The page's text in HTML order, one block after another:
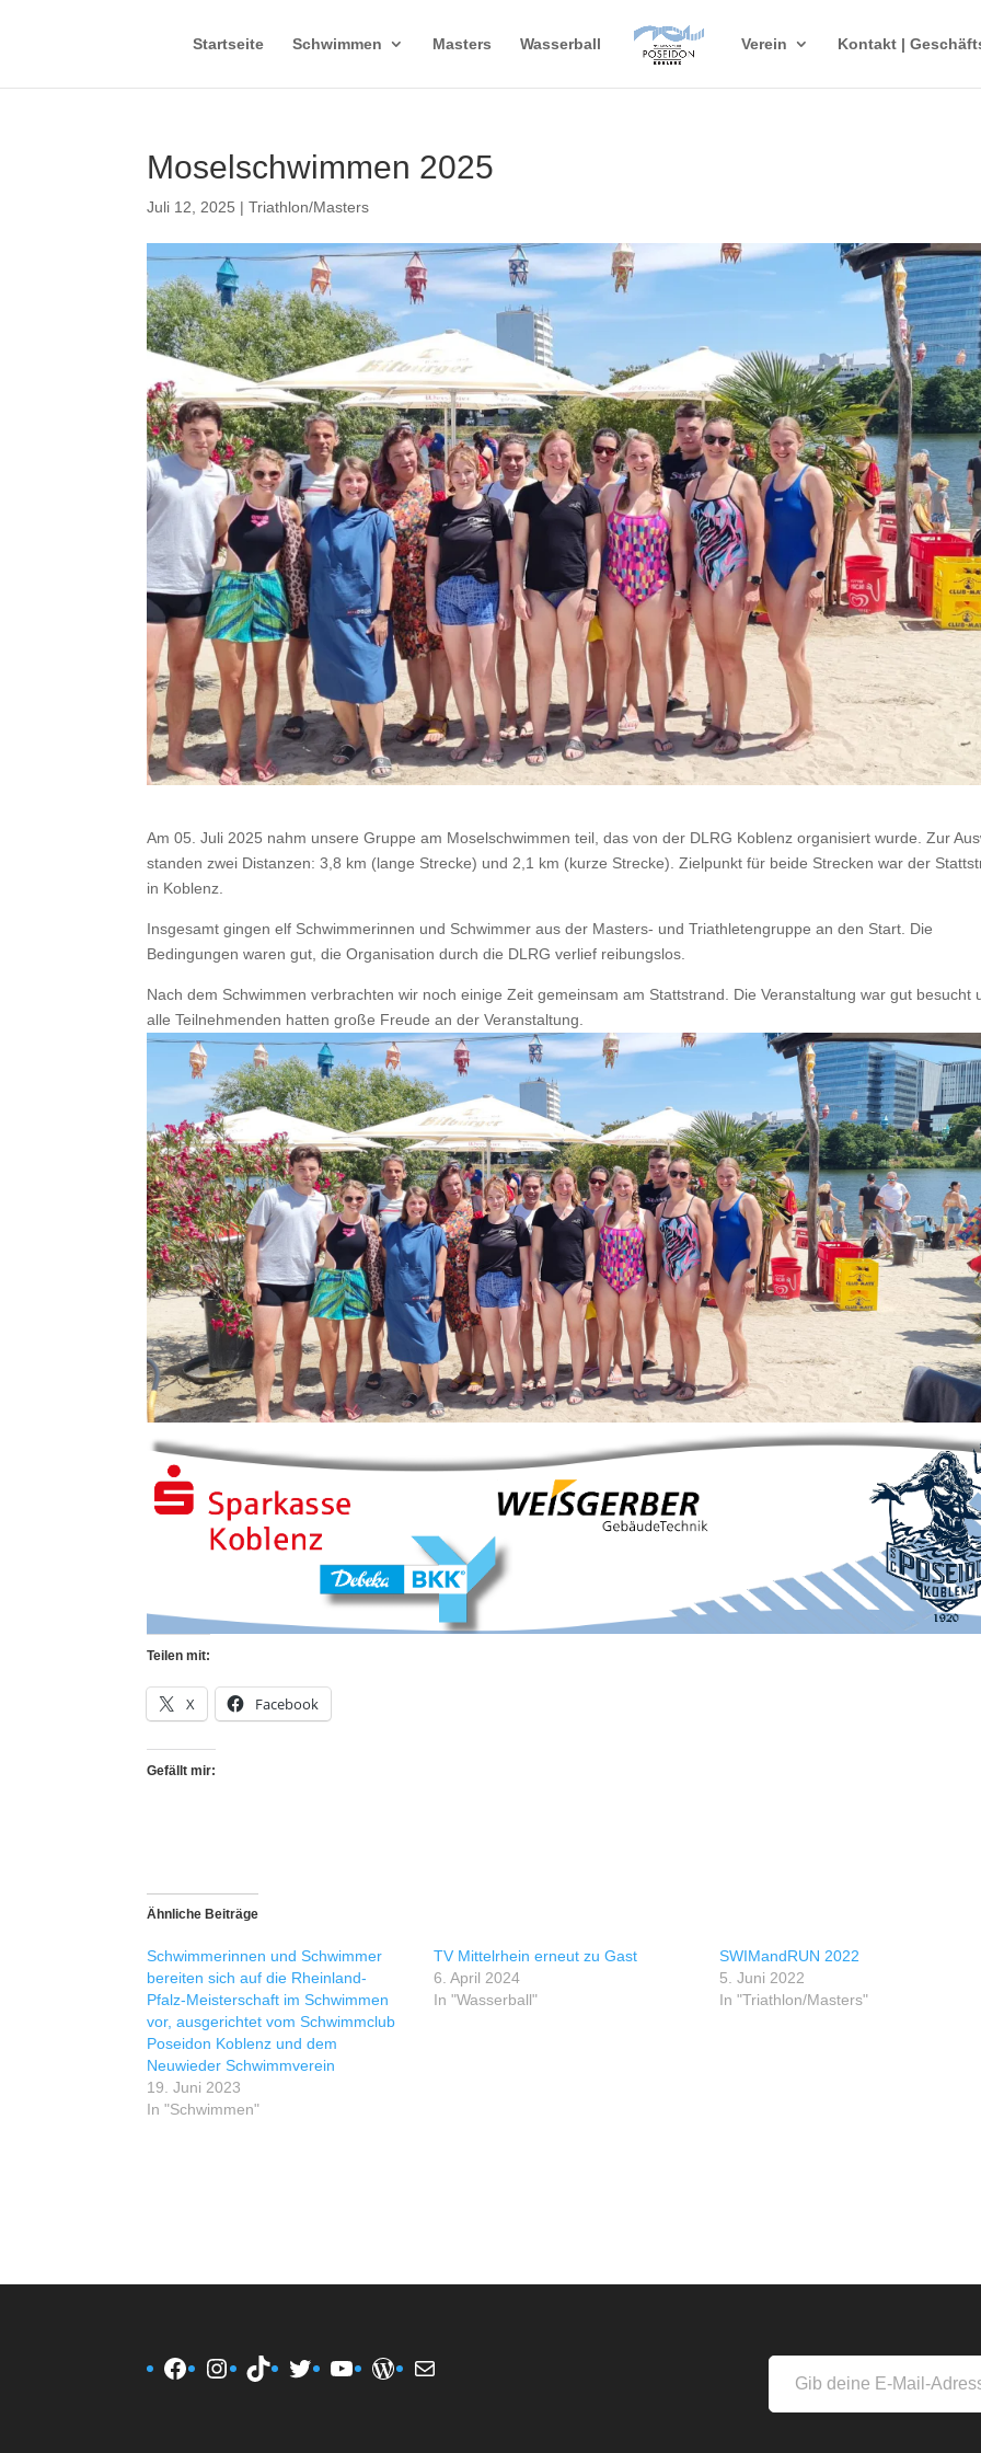
Startseite Schwimmen Masters Wasserball Verein Kontakt |
Moselschwimmen 2025
Juli 12, 2025 |Triathlon/Masters
Am 05. Juli 2025 nahm unsere Gruppe am Moselschwimmen teil, das von der DLRG Koblenz organisiert wurde. Zur
standen zwei Distanzen: 3,8 km (lange Strecke) und 2,1 km (kurze Strecke). Zielpunkt für beide Strecken war der
in Koblenz.
Insgesamt gingen elf Schwimmerinnen und Schwimmer aus der Masters- und Triathletengruppe an den Start. Die
Bedingungen waren gut, die Organisation durch die DLRG verlief reibungslos.
Nach dem Schwimmen verbrachten wir noch einige Zeit gemeinsam am Stattstrand. Die Veranstaltung war gut besucht
alle Teilnehmenden hatten große Freude an der Veranstaltung.
Teilen mit:
X Facebook
Gefällt mir:
Ähnliche Beiträge
Schwimmerinnen und Schwimmer
bereiten sich auf die Rheinland-
Pfalz-Meisterschaft im Schwimmen
vor, ausgerichtet vom Schwimmclub
Poseidon Koblenz und dem
Neuwieder Schwimmverein
19. Juni 2023
In "Schwimmen"
TV Mittelrhein erneut zu Gast
6. April 2024
In "Wasserball"
SWIMandRUN 2022
5. Juni 2022
In "Triathlon/Masters"
Facebook
Instagram
TikTokTwitterYouTube
WordPress
E-Mail
deine
E-